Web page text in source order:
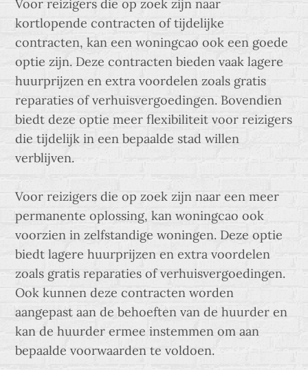
Voor reizigers die op zoek zijn naar
kortlopende contracten of tijdelijke
contracten, kan een woningcao ook een goede
optie zijn. Deze contracten bieden vaak lagere
huurprijzen en extra voordelen zoals gratis
reparaties of verhuisvergoedingen. Bovendien
biedt deze optie meer flexibiliteit voor reizigers
die tijdelijk in een bepaalde stad willen
verblijven.
Voor reizigers die op zoek zijn naar een meer
permanente oplossing, kan woningcao ook
voorzien in zelfstandige woningen. Deze optie
biedt lagere huurprijzen en extra voordelen
zoals gratis reparaties of verhuisvergoedingen.
Ook kunnen deze contracten worden
aangepast aan de behoeften van de huurder en
kan de huurder ermee instemmen om aan
bepaalde voorwaarden te voldoen.